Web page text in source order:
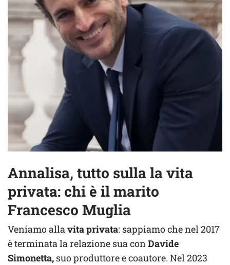
Annalisa, tutto sulla la vita
privata: chi è il marito
Francesco Muglia
Veniamo allavita privata: sappiamo che nel 2017
è terminata la relazione sua conDavide
Simonetta, suo produttore e coautore. Nel 2023